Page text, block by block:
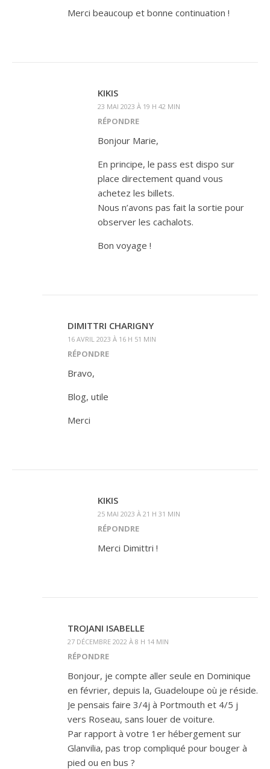
Merci beaucoup et bonne continuation !
KIKIS
23 MAI 2023 À 19 H 42 MIN
RÉPONDRE
Bonjour Marie,
En principe, le pass est dispo sur
place directement quand vous
achetez les billets.
Nous n’avons pas fait la sortie pour
observer les cachalots.
Bon voyage !
DIMITTRI CHARIGNY
16 AVRIL 2023 À 16 H 51 MIN
RÉPONDRE
Bravo,
Blog, utile
Merci
KIKIS
25 MAI 2023 À 21 H 31 MIN
RÉPONDRE
Merci Dimittri !
TROJANI ISABELLE
27 DÉCEMBRE 2022 À 8 H 14 MIN
RÉPONDRE
Bonjour, je compte aller seule en Dominique
en février, depuis la, Guadeloupe où je réside.
Je pensais faire 3/4j à Portmouth et 4/5 j
vers Roseau, sans louer de voiture.
Par rapport à votre 1er hébergement sur
Glanvilia, pas trop compliqué pour bouger à
pied ou en bus ?